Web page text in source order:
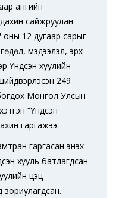
ангийн
сайжруулан
оны 12 дугаар сарыг
мэдээлэл, эрх
Үндсэн хуулийн
249
Монгол Улсын
“Үндсэн
гаргажээ.
гаргасан энэхүү
хууль батлагдсан
цэц